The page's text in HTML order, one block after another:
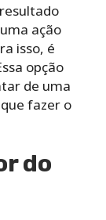
ação
isso, é
opção
de uma
fazer o
do